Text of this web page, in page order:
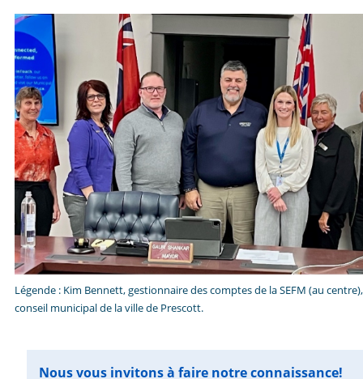
Légende : Kim Bennett, gestionnaire des comptes de la SEFM (au
conseil municipal de la ville de Prescott.
Nous vous invitons à faire notre connaissance!